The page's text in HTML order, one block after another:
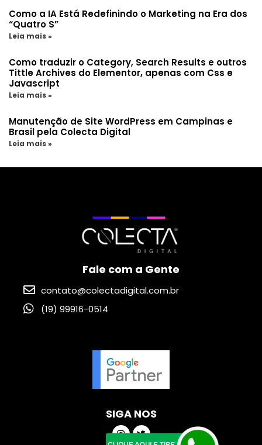
Como a IA Está Redefinindo o Marketing na Era dos
“Quatro S”
Leia mais »
Como traduzir o Category, Search Results e outros
Tittle Archives do Elementor, apenas com Css e
Javascript
Leia mais »
Manutenção de Site WordPress em Campinas e
Brasil pela Colecta Digital
Leia mais »
Fale com a Gente
contato@colectadigital.com.br
(19) 99916-0514
SIGA NOS